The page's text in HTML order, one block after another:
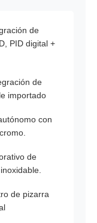
de
PID digital +
de
importado
con
de
de pizarra